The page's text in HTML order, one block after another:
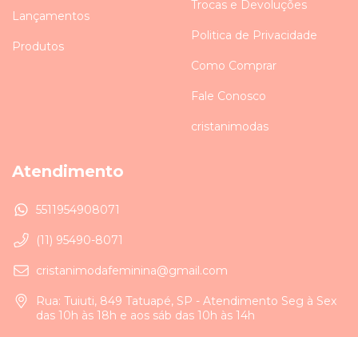
Lançamentos
Produtos
Trocas e Devoluções
Politica de Privacidade
Como Comprar
Fale Conosco
cristanimodas
Atendimento
5511954908071
(11) 95490-8071
cristanimodafeminina@gmail.com
Rua: Tuiuti, 849 Tatuapé, SP - Atendimento Seg à Sex
das 10h às 18h e aos sáb das 10h às 14h